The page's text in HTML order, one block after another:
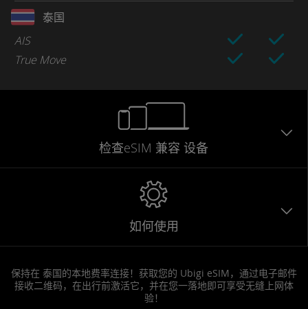
泰国
AIS
True Move
检查eSIM 兼容 设备
如何使用
保持在 泰国的本地费率连接！获取您的 Ubigi eSIM，通过电子邮件
接收二维码，在出行前激活它，并在您一落地即可享受无缝上网体
验！